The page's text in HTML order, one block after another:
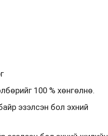
100 % хөнгөлнө.
эзэлсэн бол эхний